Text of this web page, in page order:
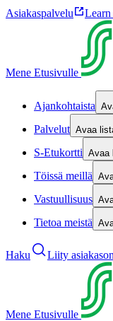
Asiakaspalvelu Learn
Mene Etusivulle
Ajankohtaista
Palvelut Avaa
S-Etukortti Avaa
Töissä meillä
Vastuullisuus
Tietoa meistä
Haku Liity
Mene Etusivulle